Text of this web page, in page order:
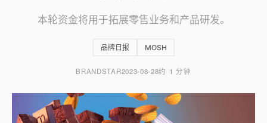
本轮资金将用于拓展零售业务和产品研发。
品牌日报 MOSH
BRANDSTAR2023-08-28约 1 分钟